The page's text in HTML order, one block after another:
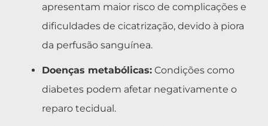
apresentam maior risco de complicações e
dificuldades de cicatrização, devido à piora
da perfusão sanguínea.
Doenças metabólicas: Condições como
diabetes podem afetar negativamente o
reparo tecidual.